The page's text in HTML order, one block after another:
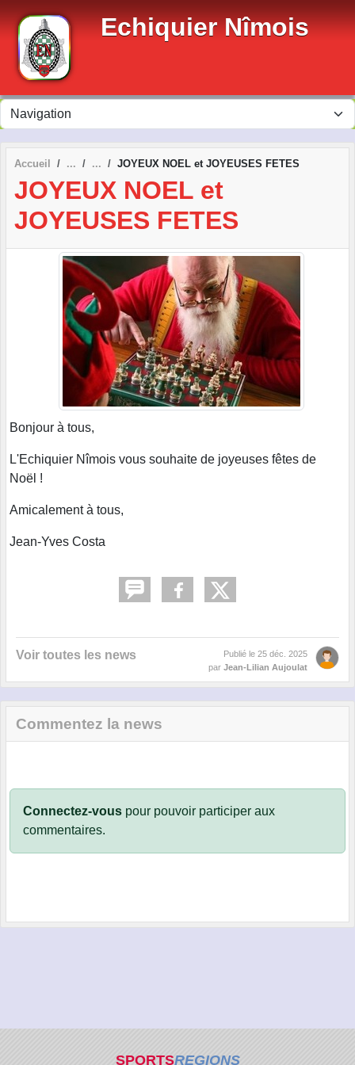
Echiquier Nîmois
Accueil JOYEUX NOEL et JOYEUSES FETES
JOYEUX NOEL et
JOYEUSES FETES
Bonjour à tous,
L'Echiquier Nîmois vous souhaite de joyeuses fêtes de
Noël !
Amicalement à tous,
Jean-Yves Costa
Voir toutes les news Publié le 25 déc. 2025
par Jean-Lilian Aujoulat
Commentez la news
Connectez-vous pour pouvoir participer aux
commentaires.
SPORTSREGIONS